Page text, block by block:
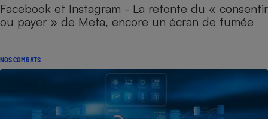
Facebook et Instagram - La refonte du « consentir
ou payer » de Meta, encore un écran de fumée
NOS COMBATS